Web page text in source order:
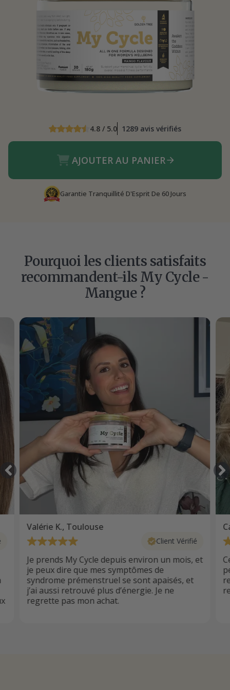
4.8 / 5.0 1289 avis vérifiés
AJOUTER AU PANIER
Garantie Tranquillité D'Esprit De 60 Jours
Pourquoi les clients satisfaits
recommandent-ils My Cycle -
Mangue ?
Valérie K., Toulouse
Client Vérifié
Je prends My Cycle depuis environ un mois, et
je peux dire que mes symptômes de
syndrome prémenstruel se sont apaisés, et
j’ai aussi retrouvé plus d’énergie. Je ne
regrette pas mon achat.